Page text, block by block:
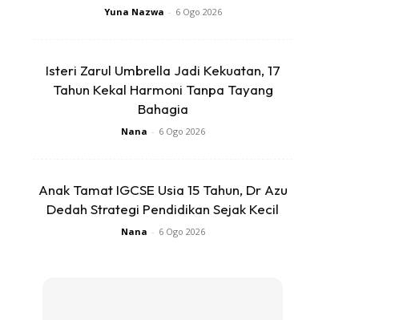
Yuna Nazwa - 6 Ogo 2026
Isteri Zarul Umbrella Jadi Kekuatan, 17
Tahun Kekal Harmoni Tanpa Tayang
Bahagia
Nana - 6 Ogo 2026
Anak Tamat IGCSE Usia 15 Tahun, Dr Azu
Dedah Strategi Pendidikan Sejak Kecil
Nana - 6 Ogo 2026